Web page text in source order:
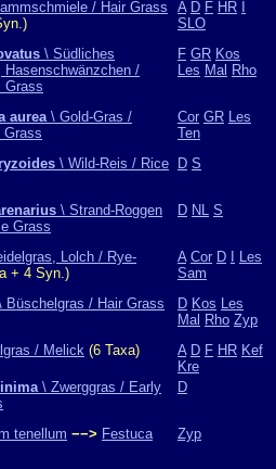
/ Hair Grass
A D F HR
SLO
\ Südliches
Hasenschwänzchen /
Grass
F GR Kos
Les Mal Rho
aurea\ Gold-Gras /
Grass
Cor GR Les
Ten
\ Wild-Reis / Rice
D S
\ Strand-Roggen
Grass
D NL S
Lolch / Rye-
+ 4 Syn.)
A Cor D
Les
Sam
Büschelgras / Hair Grass
D Kos Les
Mal Rho Zyp
/ Melick (6 Taxa) A D F HR Kef
Kre
\ Zwerggras / Early
D
tenellum −−> Festuca
Zyp